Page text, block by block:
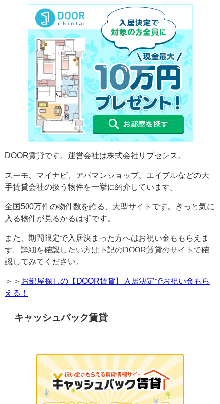
DOOR賃貸です。運営会社は株式会社リブセンス。
スーモ、マイナビ、アパマンショップ、エイブルなどの大
手賃貸会社の扱う物件を一挙に紹介しています。
全国500万件の物件数を誇る、大型サイトです。きっと気に
入る物件が見るかるはずです。
また、期間限定で入居決まった方へはお祝い金ももらえま
す。詳細を確認したい方は下記のDOOR賃貸のサイトで確
認してみてください。
＞＞ お部屋探しの【DOOR賃貸】入居決定でお祝い金もら
える！
キャッシュバック賃貸